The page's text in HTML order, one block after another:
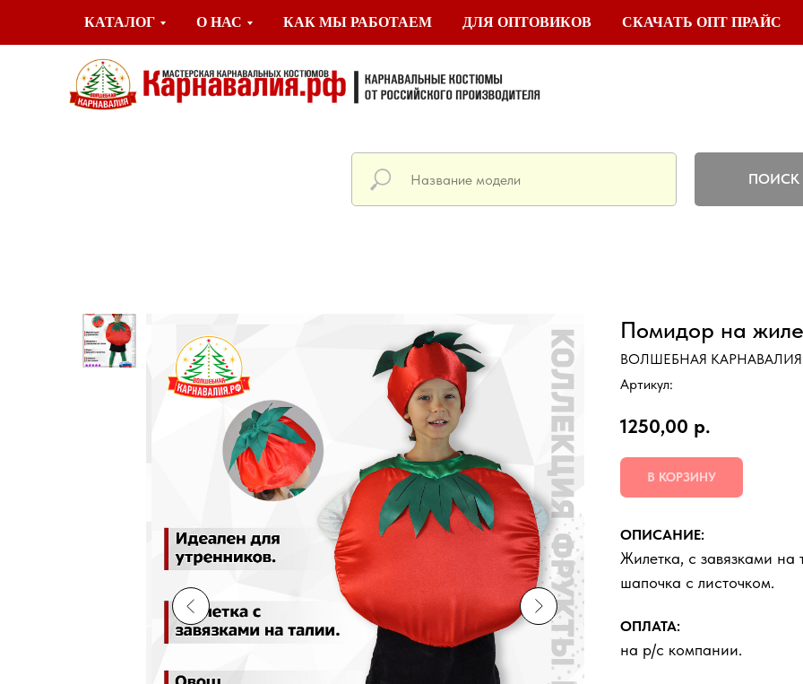
КАТАЛОГ О НАС КАК МЫ РАБОТАЕМ ДЛЯ ОПТОВИКОВ СКАЧАТЬ ОПТ ПРАЙС
ПОИСК
Помидор на
ВОЛШЕБНАЯ КАРНАВАЛИЯ
Артикул:
1250,00 р.
В КОРЗИНУ
ОПИСАНИЕ:
Жилетка, с завязками на
шапочка с листочком.
ОПЛАТА:
на р/с компании.